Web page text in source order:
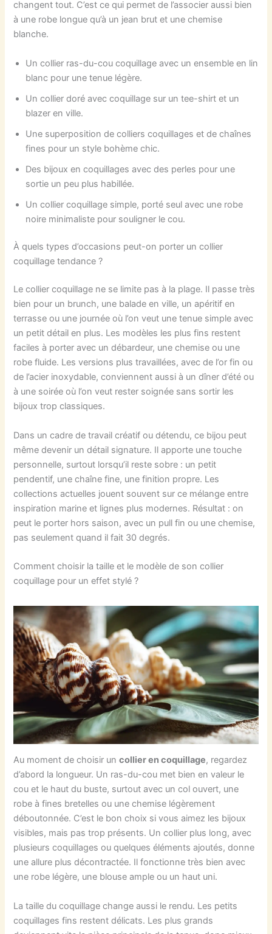
changent tout. C’est ce qui permet de l’associer aussi bien
à une robe longue qu’à un jean brut et une chemise
blanche.
Un collier ras-du-cou coquillage avec un ensemble en lin
blanc pour une tenue légère.
Un collier doré avec coquillage sur un tee-shirt et un
blazer en ville.
Une superposition de colliers coquillages et de chaînes
fines pour un style bohème chic.
Des bijoux en coquillages avec des perles pour une
sortie un peu plus habillée.
Un collier coquillage simple, porté seul avec une robe
noire minimaliste pour souligner le cou.
À quels types d’occasions peut-on porter un collier
coquillage tendance ?
Le collier coquillage ne se limite pas à la plage. Il passe très
bien pour un brunch, une balade en ville, un apéritif en
terrasse ou une journée où l’on veut une tenue simple avec
un petit détail en plus. Les modèles les plus fins restent
faciles à porter avec un débardeur, une chemise ou une
robe fluide. Les versions plus travaillées, avec de l’or fin ou
de l’acier inoxydable, conviennent aussi à un dîner d’été ou
à une soirée où l’on veut rester soignée sans sortir les
bijoux trop classiques.
Dans un cadre de travail créatif ou détendu, ce bijou peut
même devenir un détail signature. Il apporte une touche
personnelle, surtout lorsqu’il reste sobre : un petit
pendentif, une chaîne fine, une finition propre. Les
collections actuelles jouent souvent sur ce mélange entre
inspiration marine et lignes plus modernes. Résultat : on
peut le porter hors saison, avec un pull fin ou une chemise,
pas seulement quand il fait 30 degrés.
Comment choisir la taille et le modèle de son collier
coquillage pour un effet stylé ?
Au moment de choisir uncollier en coquillage, regardez
d’abord la longueur. Un ras-du-cou met bien en valeur le
cou et le haut du buste, surtout avec un col ouvert, une
robe à fines bretelles ou une chemise légèrement
déboutonnée. C’est le bon choix si vous aimez les bijoux
visibles, mais pas trop présents. Un collier plus long, avec
plusieurs coquillages ou quelques éléments ajoutés, donne
une allure plus décontractée. Il fonctionne très bien avec
une robe légère, une blouse ample ou un haut uni.
La taille du coquillage change aussi le rendu. Les petits
coquillages fins restent délicats. Les plus grands